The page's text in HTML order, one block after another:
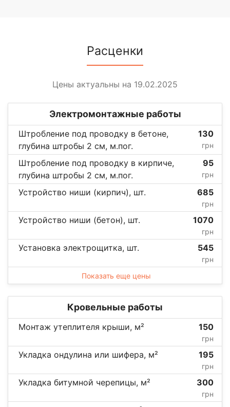
Расценки
Цены актуальны на 19.02.2025
Электромонтажные работы
Штробление под проводку в бетоне,
глубина штробы 2 см, м.пог.
130
грн
Штробление под проводку в кирпиче,
глубина штробы 2 см, м.пог.
95
грн
Устройство ниши (кирпич), шт. 685
грн
Устройство ниши (бетон), шт. 1070
грн
Установка электрощитка, шт. 545
грн
Показать еще цены
Кровельные работы
Монтаж утеплителя крыши, м² 150
грн
Укладка ондулина или шифера, м² 195
грн
Укладка битумной черепицы, м² 300
грн